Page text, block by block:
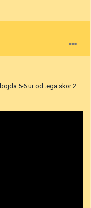
5-6 ur od tega skor 2